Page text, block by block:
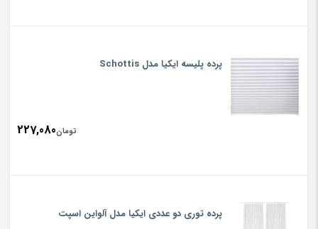
پرده پلیسه ایکیا مدل Schottis
تومان227,080
پرده توری دو عددی ایکیا مدل آلواین اسپت